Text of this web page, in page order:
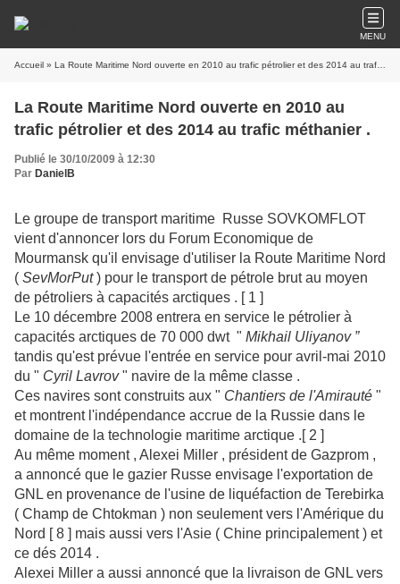
MENU
Accueil » La Route Maritime Nord ouverte en 2010 au trafic pétrolier et des 2014 au trafic méthanier .
La Route Maritime Nord ouverte en 2010 au
trafic pétrolier et des 2014 au trafic méthanier .
Publié le 30/10/2009 à 12:30
Par DanielB
Le groupe de transport maritime Russe SOVKOMFLOT
vient d'annoncer lors du Forum Economique de
Mourmansk qu'il envisage d'utiliser la Route Maritime Nord
( SevMorPut) pour le transport de pétrole brut au moyen
de pétroliers à capacités arctiques . [ 1 ]
Le 10 décembre 2008 entrera en service le pétrolier à
capacités arctiques de 70 000 dwt " Mikhail Uliyanov ”
tandis qu'est prévue l'entrée en service pour avril-mai 2010
du " Cyril Lavrov" navire de la même classe .
Ces navires sont construits aux " Chantiers de l'Amirauté "
et montrent l'indépendance accrue de la Russie dans le
domaine de la technologie maritime arctique .[ 2 ]
Au même moment , Alexei Miller , président de Gazprom ,
a annoncé que le gazier Russe envisage l'exportation de
GNL en provenance de l'usine de liquéfaction de Terebirka
( Champ de Chtokman ) non seulement vers l'Amérique du
Nord [ 8 ] mais aussi vers l'Asie ( Chine principalement ) et
ce dés 2014 .
Alexei Miller a aussi annoncé que la livraison de GNL vers